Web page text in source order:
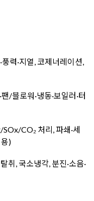
력·지열, 코제너레이션,
/블로워·냉동·보일러·터
CO₂ 처리, 파쇄·세
)
취, 국소냉각, 분진·소음·